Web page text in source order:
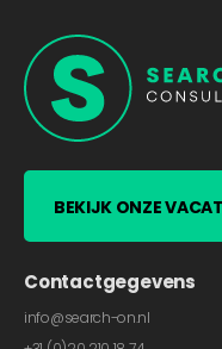
BEKIJK ONZE
Contactgegevens
info@search-on.nl